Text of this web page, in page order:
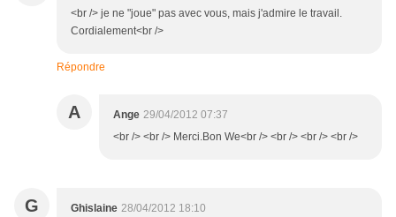
<br /> je ne "joue" pas avec vous, mais j'admire le travail.
Cordialement<br />
Répondre
A Ange 29/04/2012 07:37
<br /> <br /> Merci.Bon We<br /> <br /> <br /> <br />
G Ghislaine 28/04/2012 18:10